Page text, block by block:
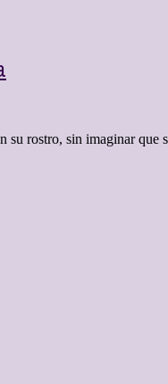
rostro, sin imaginar